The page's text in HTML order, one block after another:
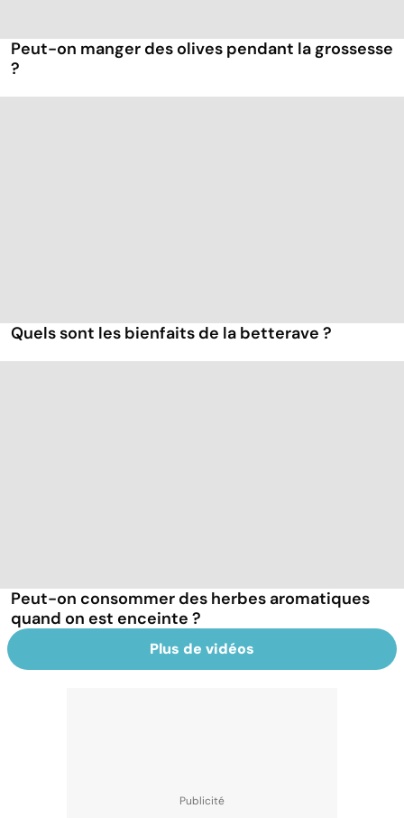
Peut-on manger des olives pendant la grossesse
?
Quels sont les bienfaits de la betterave ?
Peut-on consommer des herbes aromatiques
quand on est enceinte ?
Plus de vidéos